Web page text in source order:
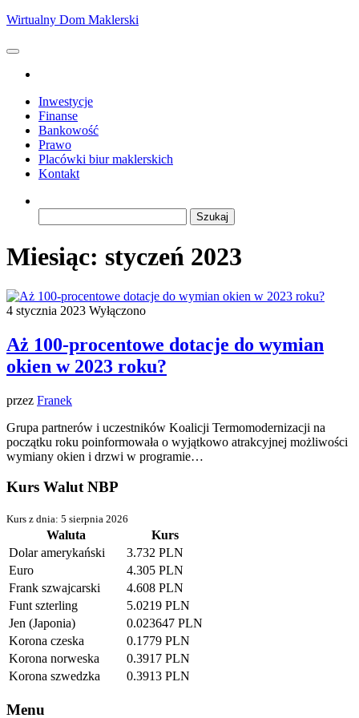
Przejdź
treści
Wirtualny Dom Maklerski
Inwestycje
Finanse
Bankowość
Prawo
Placówki biur maklerskich
Kontakt
Miesiąc: styczeń 2023
4 stycznia 2023 Wyłączono
Aż 100-procentowe dotacje do wymian
okien w 2023 roku?
przez Franek
Grupa partnerów i uczestników Koalicji Termomodernizacji na
początku roku poinformowała o wyjątkowo atrakcyjnej możliwości
wymiany okien i drzwi w programie…
Kurs Walut NBP
Kurs z dnia: 5 sierpnia 2026
Waluta
Kurs
Dolar amerykański
3.732 PLN
Euro
4.305 PLN
Frank szwajcarski
4.608 PLN
Funt szterling
5.0219 PLN
Jen (Japonia)
0.023647 PLN
Korona czeska
0.1779 PLN
Korona norweska
0.3917 PLN
Korona szwedzka
0.3913 PLN
Menu